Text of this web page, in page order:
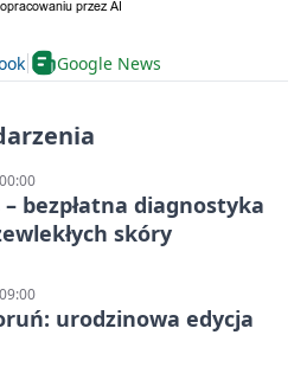
Google News
bezpłatna diagnostyka
skóry
urodzinowa edycja